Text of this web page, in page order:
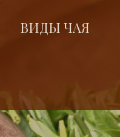
ВИДЫ ЧАЯ